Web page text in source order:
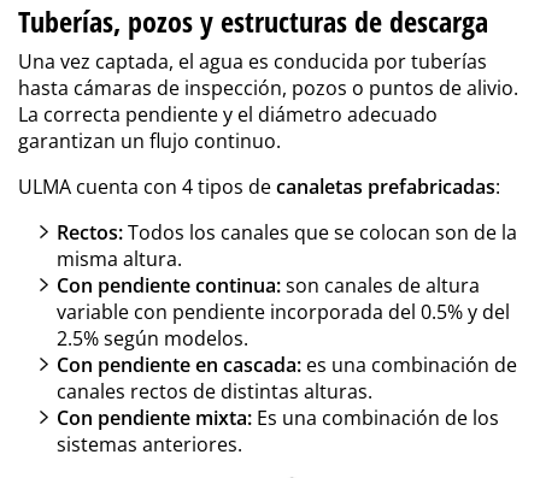
Tuberías, pozos y estructuras de descarga
Una vez captada, el agua es conducida por tuberías
hasta cámaras de inspección, pozos o puntos de alivio.
La correcta pendiente y el diámetro adecuado
garantizan un flujo continuo.
ULMA cuenta con 4 tipos decanaletas prefabricadas:
Rectos:Todos los canales que se colocan son de la
misma altura.
Con pendiente continua:son canales de altura
variable con pendiente incorporada del 0.5% y del
2.5% según modelos.
Con pendiente en cascada: es una combinación de
canales rectos de distintas alturas.
Con pendiente mixta: Es una combinación de los
sistemas anteriores.